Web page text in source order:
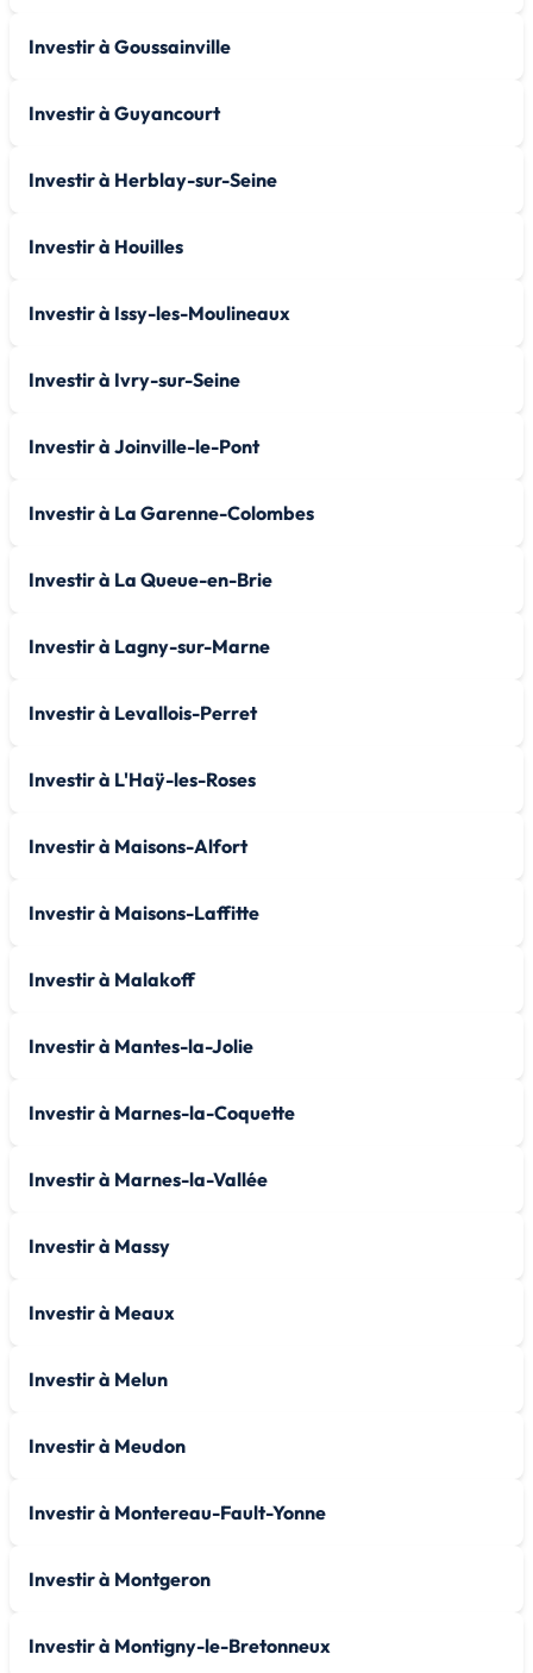
Investir à Goussainville
Investir à Guyancourt
Investir à Herblay-sur-Seine
Investir à Houilles
Investir à Issy-les-Moulineaux
Investir à Ivry-sur-Seine
Investir à Joinville-le-Pont
Investir à La Garenne-Colombes
Investir à La Queue-en-Brie
Investir à Lagny-sur-Marne
Investir à Levallois-Perret
Investir à L'Haÿ-les-Roses
Investir à Maisons-Alfort
Investir à Maisons-Laffitte
Investir à Malakoff
Investir à Mantes-la-Jolie
Investir à Marnes-la-Coquette
Investir à Marnes-la-Vallée
Investir à Massy
Investir à Meaux
Investir à Melun
Investir à Meudon
Investir à Montereau-Fault-Yonne
Investir à Montgeron
Investir à Montigny-le-Bretonneux